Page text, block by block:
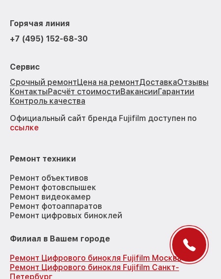
Горячая линия
+7 (495) 152-68-30
Сервис
Срочный ремонтЦена на ремонтДоставкаОтзывы
КонтактыРасчёт стоимостиВакансииГарантии
Контроль качества
Официальный сайт бренда Fujifilm доступен по
ссылке
Ремонт техники
Ремонт объективов
Ремонт фотовспышек
Ремонт видеокамер
Ремонт фотоаппаратов
Ремонт цифровых биноклей
Филиал в Вашем городе
Ремонт Цифрового бинокля Fujifilm Москва
Ремонт Цифрового бинокля Fujifilm Санкт-
Петербург